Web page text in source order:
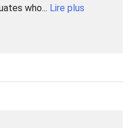
who... Lire plus